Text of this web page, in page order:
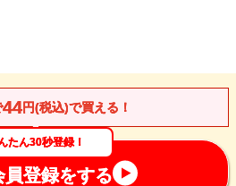
44円(税込)で買える！
たん30秒登録！
員登録をする